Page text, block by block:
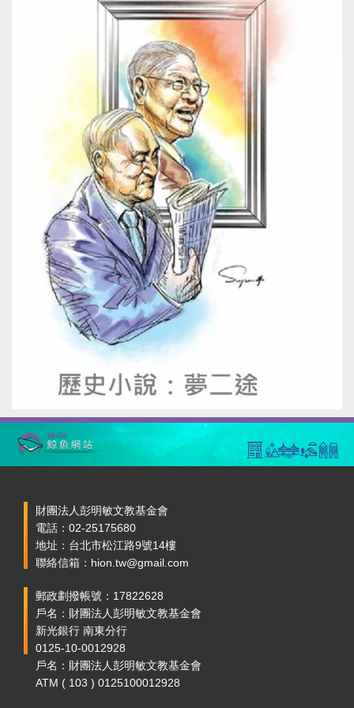
財團法人彭明敏文教基金會
電話：02-25175680
地址：台北市松江路9號14樓
聯絡信箱：hion.tw@gmail.com
郵政劃撥帳號：17822628
戶名：財團法人彭明敏文教基金會
新光銀行 南東分行
0125-10-0012928
戶名：財團法人彭明敏文教基金會
ATM ( 103 ) 0125100012928